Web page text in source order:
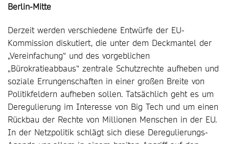
Berlin-Mitte
Derzeit werden verschiedene Entwürfe der EU-
Kommission diskutiert, die unter dem Deckmantel der
„Vereinfachung“ und des vorgeblichen
„Bürokratieabbaus“ zentrale Schutzrechte aufheben und
soziale Errungenschaften in einer großen Breite von
Politikfeldern aufheben sollen. Tatsächlich geht es um
Deregulierung im Interesse von Big Tech und um einen
Rückbau der Rechte von Millionen Menschen in der EU.
In der Netzpolitik schlägt sich diese Deregulierungs-